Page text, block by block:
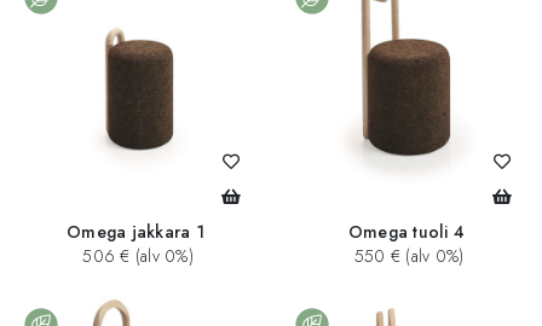
Omega jakkara 1
506 € (alv 0%)
Omega tuoli 4
550 € (alv 0%)